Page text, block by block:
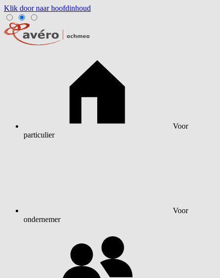
Klik door naar hoofdinhoud
Voor
particulier
Voor
ondernemer